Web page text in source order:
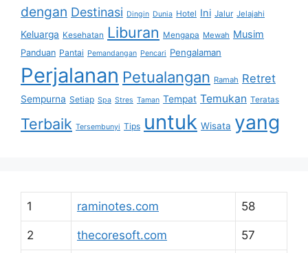
dengan Destinasi Dingin Dunia Hotel Ini Jalur Jelajahi
Keluarga Kesehatan Liburan Mengapa Mewah Musim
Panduan Pantai Pemandangan Pencari Pengalaman
Perjalanan Petualangan Ramah Retret
Sempurna Setiap Spa Stres Taman Tempat Temukan Teratas
Terbaik Tersembunyi Tips untuk Wisata yang
1 raminotes.com 58
2 thecoresoft.com 57